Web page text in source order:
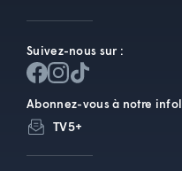
Suivez-nous sur :
Abonnez-vous à notre
TV5+